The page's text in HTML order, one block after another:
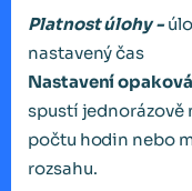
Platnost úlohy -
nastavený čas
Nastavení
spustí jednorázově
počtu hodin nebo
rozsahu.